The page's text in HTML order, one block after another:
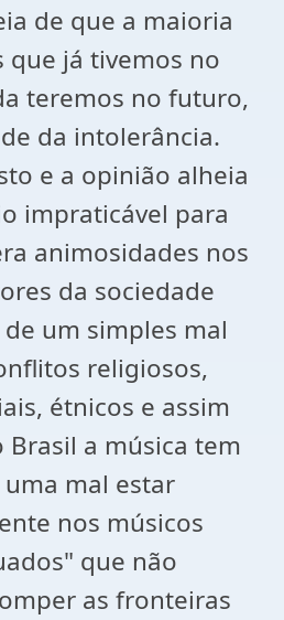
de que a maioria
que já tivemos no
teremos no futuro,
da intolerância.
e a opinião alheia
impraticável para
animosidades nos
da sociedade
um simples mal
religiosos,
étnicos e assim
a música tem
mal estar
nos músicos
que não
as fronteiras